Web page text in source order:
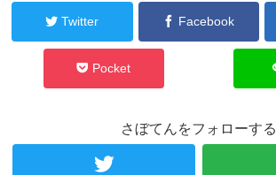
Twitter Facebook
Pocket
さぼてんをフォローする